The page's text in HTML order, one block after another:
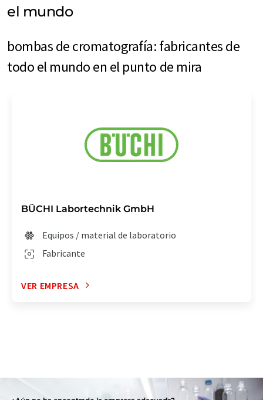
el mundo
bombas de cromatografía: fabricantes de
todo el mundo en el punto de mira
BÜCHI Labortechnik GmbH
Equipos / material de laboratorio
Fabricante
VER EMPRESA